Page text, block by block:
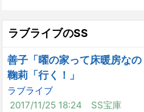
ラブライブのSS
善子「曜の家って床暖房なの
鞠莉「行く！」
ラブライブ
2017/11/25 18:24
SS宝庫